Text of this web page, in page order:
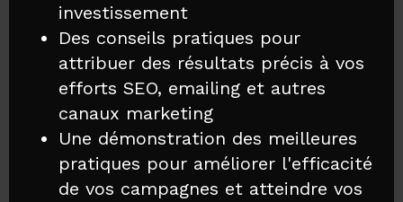
investissement
Des conseils pratiques pour
attribuer des résultats précis à vos
efforts SEO, emailing et autres
canaux marketing
Une démonstration des meilleures
pratiques pour améliorer l'efficacité
de vos campagnes et atteindre vos